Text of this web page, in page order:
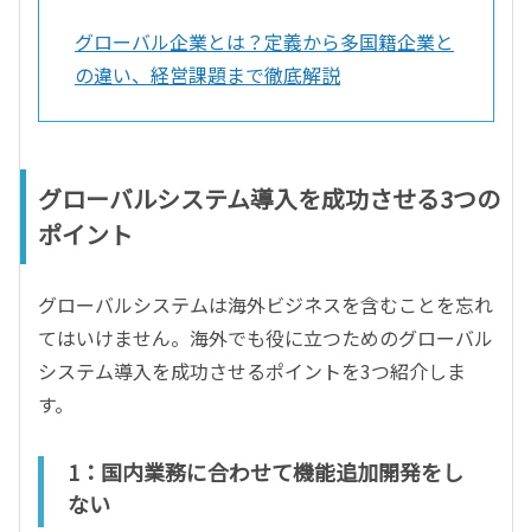
グローバル企業とは？定義から多国籍企業と
の違い、経営課題まで徹底解説
グローバルシステム導入を成功させる3つの
ポイント
グローバルシステムは海外ビジネスを含むことを忘れ
てはいけません。海外でも役に立つためのグローバル
システム導入を成功させるポイントを3つ紹介しま
す。
1：国内業務に合わせて機能追加開発をし
ない